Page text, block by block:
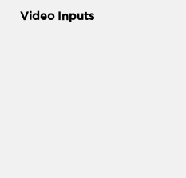
Video Inputs